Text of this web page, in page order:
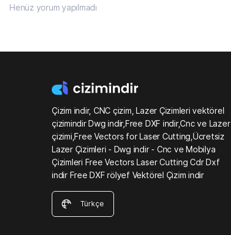
Henüz yorum yapılmadı
Çizim indir, CNC çizim, Lazer Çizimleri vektörel
çizimindir Dwg indir,Free DXF indir,Cnc ve Lazer
çizimi,Free Vectors for Laser Cutting,Ücretsiz
Lazer Çizimleri - Dwg indir - Cnc ve Mobilya
Çizimleri Free Vectors Laser Cutting Cdr Dxf
indir Free DXF rölyef Vektörel Çizim indir
Türkçe